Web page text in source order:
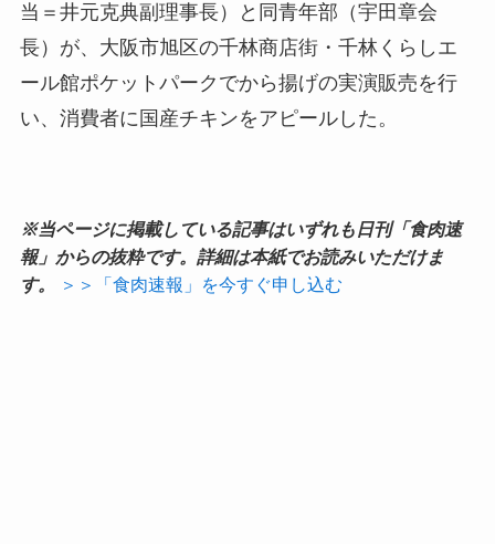
当＝井元克典副理事長）と同青年部（宇田章会
長）が、大阪市旭区の千林商店街・千林くらしエ
ール館ポケットパークでから揚げの実演販売を行
い、消費者に国産チキンをアピールした。
※当ページに掲載している記事はいずれも日刊「食肉速
報」からの抜粋です。詳細は本紙でお読みいただけま
す。
＞＞「食肉速報」を今すぐ申し込む